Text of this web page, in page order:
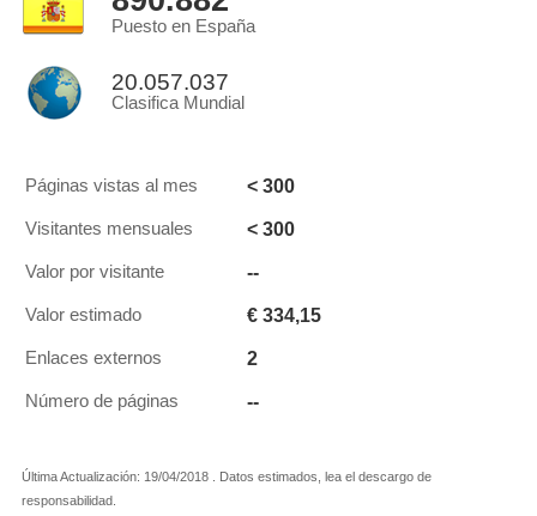
Puesto en España
20.057.037
Clasifica Mundial
Páginas vistas al mes < 300
Visitantes mensuales < 300
Valor por visitante --
Valor estimado € 334,15
Enlaces externos 2
Número de páginas --
Última Actualización: 19/04/2018 . Datos estimados, lea el descargo de
responsabilidad.